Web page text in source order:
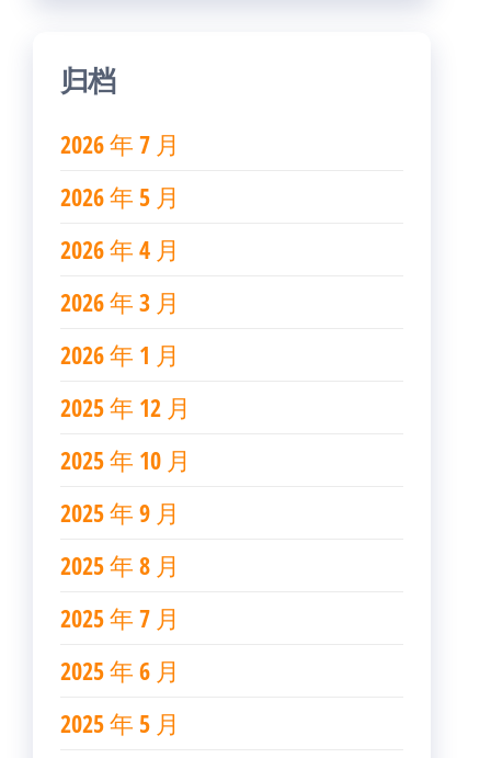
归档
2026 年 7 月
2026 年 5 月
2026 年 4 月
2026 年 3 月
2026 年 1 月
2025 年 12 月
2025 年 10 月
2025 年 9 月
2025 年 8 月
2025 年 7 月
2025 年 6 月
2025 年 5 月